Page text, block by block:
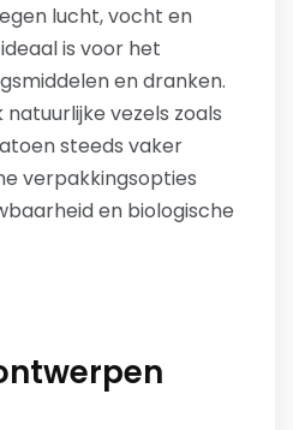
lucht, vocht en
is voor het
en dranken.
vezels zoals
steeds vaker
verpakkingsopties
en biologische